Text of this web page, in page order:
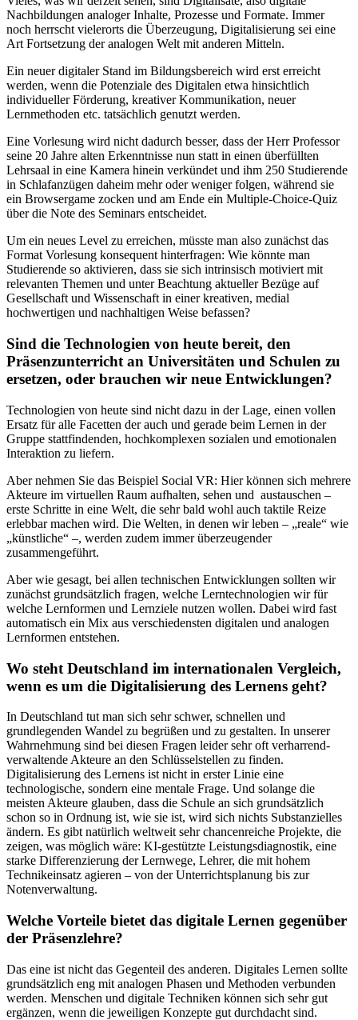
Nachbildungen analoger Inhalte, Prozesse und Formate. Immer
noch herrscht vielerorts die Überzeugung, Digitalisierung sei eine
Art Fortsetzung der analogen Welt mit anderen Mitteln.
Ein neuer digitaler Stand im Bildungsbereich wird erst erreicht
werden, wenn die Potenziale des Digitalen etwa hinsichtlich
individueller Förderung, kreativer Kommunikation, neuer
Lernmethoden etc. tatsächlich genutzt werden.
Eine Vorlesung wird nicht dadurch besser, dass der Herr Professor
seine 20 Jahre alten Erkenntnisse nun statt in einen überfüllten
Lehrsaal in eine Kamera hinein verkündet und ihm 250 Studierende
in Schlafanzügen daheim mehr oder weniger folgen, während sie
ein Browsergame zocken und am Ende ein Multiple-Choice-Quiz
über die Note des Seminars entscheidet.
Um ein neues Level zu erreichen, müsste man also zunächst das
Format Vorlesung konsequent hinterfragen: Wie könnte man
Studierende so aktivieren, dass sie sich intrinsisch motiviert mit
relevanten Themen und unter Beachtung aktueller Bezüge auf
Gesellschaft und Wissenschaft in einer kreativen, medial
hochwertigen und nachhaltigen Weise befassen?
Sind die Technologien von heute bereit, den
Präsenzunterricht an Universitäten und Schulen zu
ersetzen, oder brauchen wir neue Entwicklungen?
Technologien von heute sind nicht dazu in der Lage, einen vollen
Ersatz für alle Facetten der auch und gerade beim Lernen in der
Gruppe stattfindenden, hochkomplexen sozialen und emotionalen
Interaktion zu liefern.
Aber nehmen Sie das Beispiel Social VR: Hier können sich mehrere
Akteure im virtuellen Raum aufhalten, sehen und austauschen –
erste Schritte in eine Welt, die sehr bald wohl auch taktile Reize
erlebbar machen wird. Die Welten, in denen wir leben – „reale“ wie
„künstliche“ –, werden zudem immer überzeugender
zusammengeführt.
Aber wie gesagt, bei allen technischen Entwicklungen sollten wir
zunächst grundsätzlich fragen, welche Lerntechnologien wir für
welche Lernformen und Lernziele nutzen wollen. Dabei wird fast
automatisch ein Mix aus verschiedensten digitalen und analogen
Lernformen entstehen.
Wo steht Deutschland im internationalen Vergleich,
wenn es um die Digitalisierung des Lernens geht?
In Deutschland tut man sich sehr schwer, schnellen und
grundlegenden Wandel zu begrüßen und zu gestalten. In unserer
Wahrnehmung sind bei diesen Fragen leider sehr oft verharrend-
verwaltende Akteure an den Schlüsselstellen zu finden.
Digitalisierung des Lernens ist nicht in erster Linie eine
technologische, sondern eine mentale Frage. Und solange die
meisten Akteure glauben, dass die Schule an sich grundsätzlich
schon so in Ordnung ist, wie sie ist, wird sich nichts Substanzielles
ändern. Es gibt natürlich weltweit sehr chancenreiche Projekte, die
zeigen, was möglich wäre: KI-gestützte Leistungsdiagnostik, eine
starke Differenzierung der Lernwege, Lehrer, die mit hohem
Technikeinsatz agieren – von der Unterrichtsplanung bis zur
Notenverwaltung.
Welche Vorteile bietet das digitale Lernen gegenüber
der Präsenzlehre?
Das eine ist nicht das Gegenteil des anderen. Digitales Lernen sollte
grundsätzlich eng mit analogen Phasen und Methoden verbunden
werden. Menschen und digitale Techniken können sich sehr gut
ergänzen, wenn die jeweiligen Konzepte gut durchdacht sind.